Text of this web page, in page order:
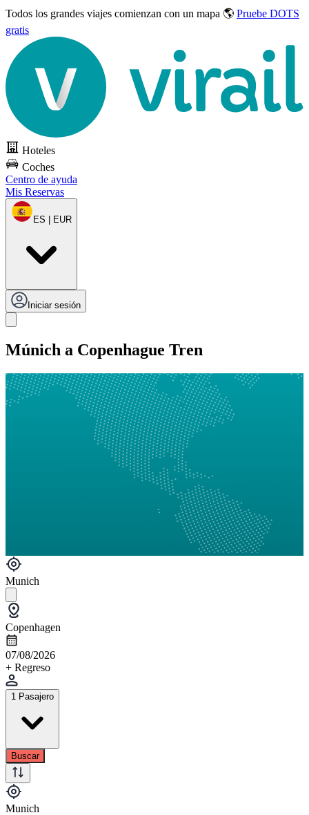
Todos los grandes viajes comienzan con un mapa 🌎 Pruebe DOTS
gratis
Hoteles
Coches
Centro de ayuda
Mis Reservas
ES | EUR
Iniciar sesión
Múnich a Copenhague Tren
Munich
Copenhagen
07/08/2026
+ Regreso
1 Pasajero
Buscar
Munich